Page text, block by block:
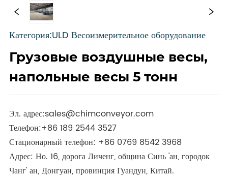
Категория:ULD Весоизмерительное оборудование
Грузовые воздушные весы,
напольные весы 5 тонн
Эл. адрес:sales@chimconveyor.com
Телефон:+86 189 2544 3527
Стационарный телефон: +86 0769 8542 3968
Адрес: Но. 16, дорога Личенг, община Синь 'ан, городок
Чанг' ан, Донгуан, провинция Гуандун, Китай.